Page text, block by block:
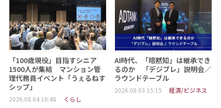
「100歳現役」目指すシニア
1500人が集結 マンション管
理代務員イベント「うぇるねす
シップ」
2026.08.04 10:48 くらし
AI時代、「暗黙知」は継承でき
るのか 「デジブレ」説明会／
ラウンドテーブル
2026.08.03 15:15 経済/ビジネス